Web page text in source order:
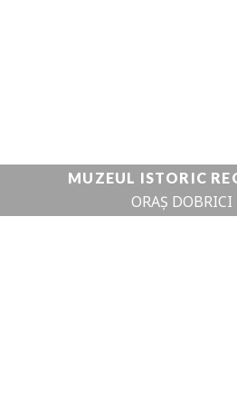
MUZEUL ISTORIC
ORAȘ DOBRICI